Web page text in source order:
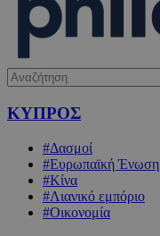
ΚΥΠΡΟΣ
#Δασμοί
#Ευρωπαϊκή Ένωση
#Κίνα
#Λιανικό εμπόριο
#Οικονομία